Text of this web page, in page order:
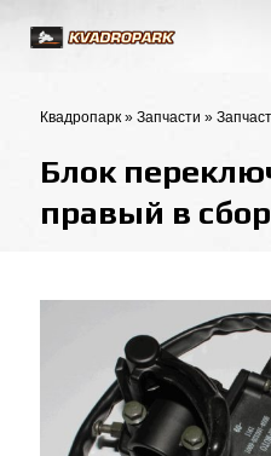
Квадропарк » Запчасти »
Блок
правый в